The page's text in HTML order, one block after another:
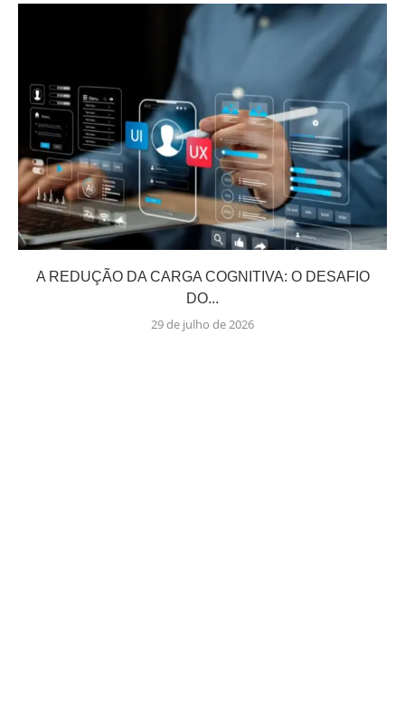
A REDUÇÃO DA CARGA COGNITIVA: O DESAFIO
DO...
29 de julho de 2026